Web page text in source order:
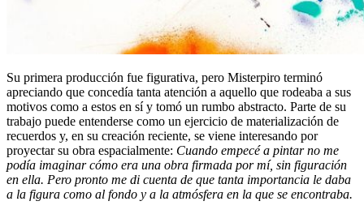
Su primera producción fue figurativa, pero Misterpiro terminó
apreciando que concedía tanta atención a aquello que rodeaba a sus
motivos como a estos en sí y tomó un rumbo abstracto. Parte de su
trabajo puede entenderse como un ejercicio de materialización de
recuerdos y, en su creación reciente, se viene interesando por
proyectar su obra espacialmente: Cuando empecé a pintar no me
podía imaginar cómo era una obra firmada por mí, sin figuración
en ella. Pero pronto me di cuenta de que tanta importancia le daba
a la figura como al fondo y a la atmósfera en la que se encontraba.